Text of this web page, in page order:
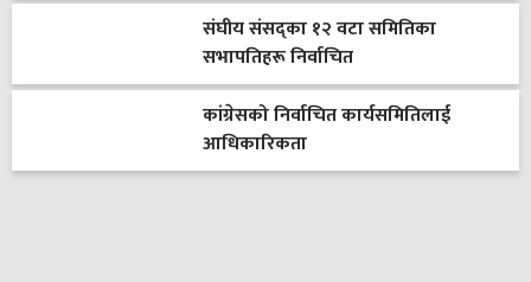
संघीय संसद्का १२ वटा समितिका
सभापतिहरू निर्वाचित
कांग्रेसको निर्वाचित कार्यसमितिलाई
आधिकारिकता